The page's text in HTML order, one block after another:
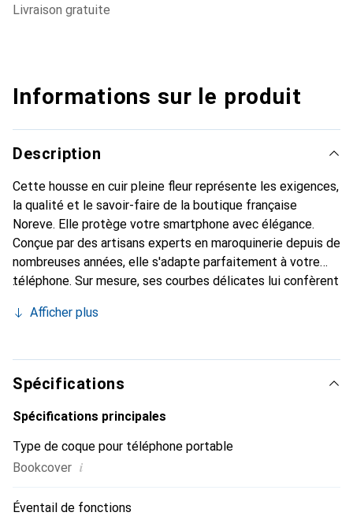
livraison gratuite
Informations sur le produit
Description
Cette housse en cuir pleine fleur représente les exigences,
la qualité et le savoir-faire de la boutique française
Noreve. Elle protège votre smartphone avec élégance.
Conçue par des artisans experts en maroquinerie depuis de
nombreuses années, elle s'adapte parfaitement à votre
téléphone. Sur mesure, ses courbes délicates lui confèrent
chic et essentiel de votre smartphone. Reconnaître
marque Noreve est un choix sûr pour une clientèle
exigeante.
Afficher plus
Spécifications
Spécifications principales
Type de coque pour téléphone portable
Bookcover i
Éventail de fonctions